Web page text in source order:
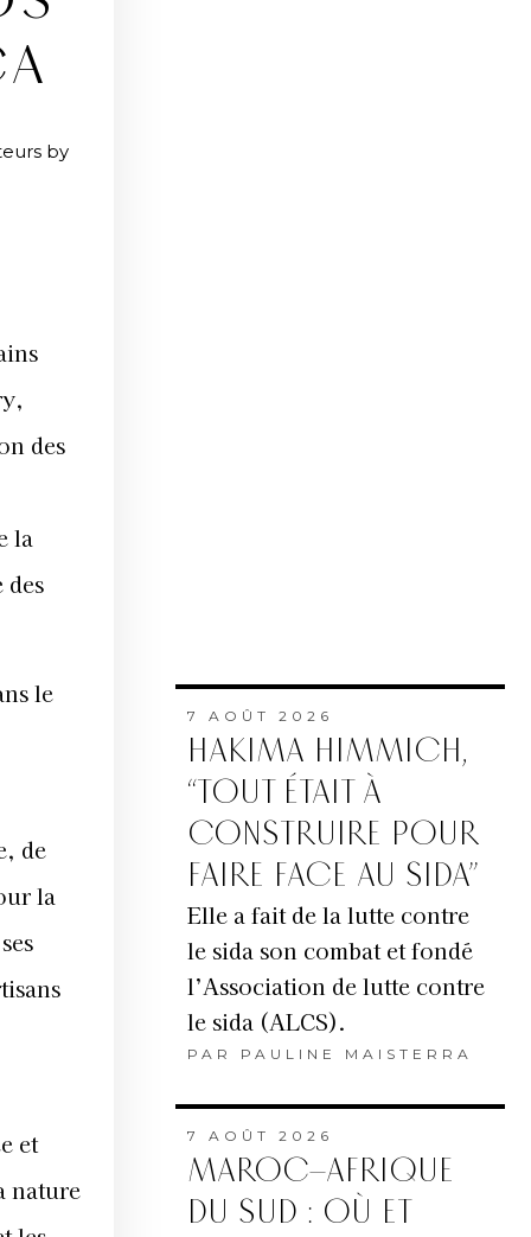
by
des
la
le
de
la
et
nature
7 AOÛT 2026
HAKIMA HIMMICH,
“TOUT ÉTAIT À
CONSTRUIRE POUR
FAIRE FACE AU SIDA”
Elle a fait de la lutte contre
le sida son combat et fondé
l’Association de lutte contre
le sida (ALCS).
PAR PAULINE MAISTERRA
7 AOÛT 2026
MAROC–AFRIQUE
DU SUD : OÙ ET